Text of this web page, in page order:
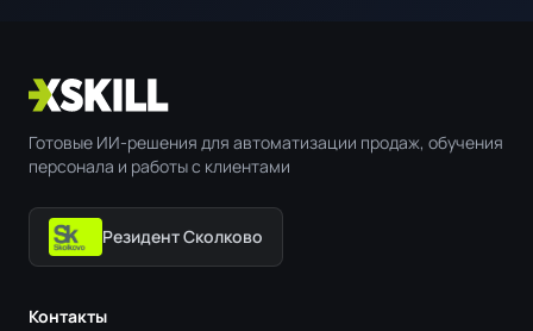
Готовые ИИ-решения для автоматизации продаж, обучения
персонала и работы с клиентами
Резидент Сколково
Контакты